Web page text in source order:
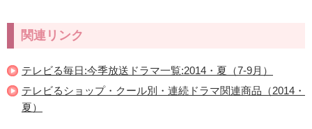
関連リンク
テレビる毎日:今季放送ドラマ一覧:2014・夏（7-9月）
テレビるショップ・クール別・連続ドラマ関連商品（2014・
夏）